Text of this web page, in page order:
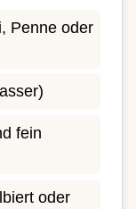
Penne oder
fein
oder